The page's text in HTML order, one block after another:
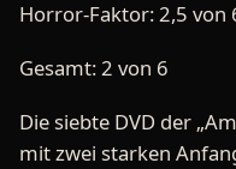
Horror-Faktor: 2,5 von
Gesamt: 2 von 6
Die siebte DVD der
mit zwei starken